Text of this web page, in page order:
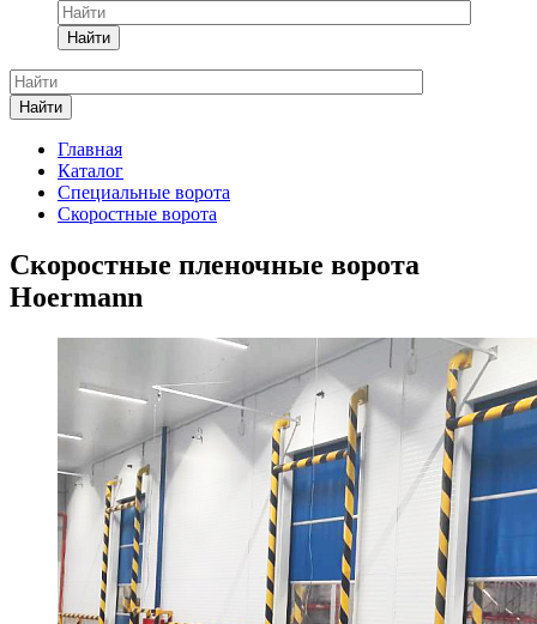
Найти
Найти
Главная
Каталог
Специальные ворота
Скоростные ворота
Скоростные пленочные ворота
Hoermann